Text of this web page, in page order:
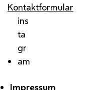
Kontaktformular
ins
ta
gr
am
Impressum